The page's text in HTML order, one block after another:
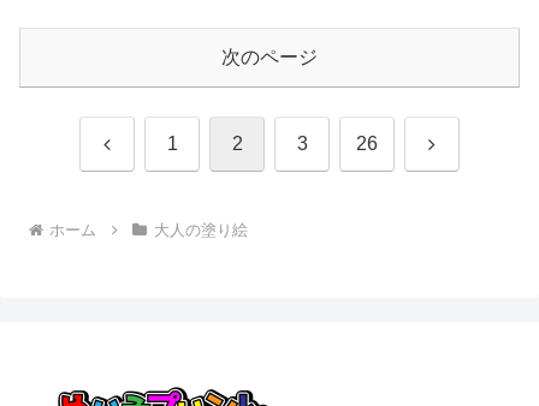
次のページ
前 1 2 3 26 次
ホーム 大人の塗り絵